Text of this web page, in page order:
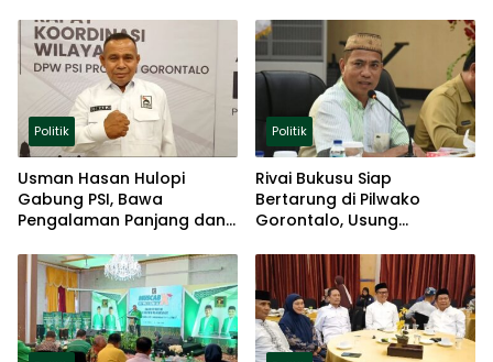
Politik
Usman Hasan Hulopi
Gabung PSI, Bawa
Pengalaman Panjang dan
Politik
Rivai Bukusu Siap
Bertarung di Pilwako
Gorontalo, Usung
Politik